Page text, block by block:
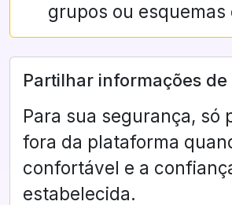
grupos ou esquemas
Partilhar informações
Para sua segurança, só
fora da plataforma
confortável e a
estabelecida.